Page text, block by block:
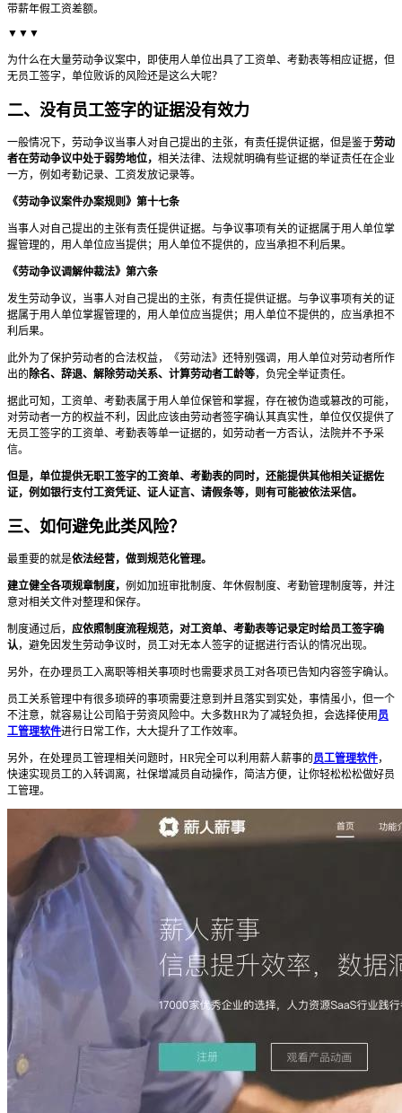
带薪年假工资差额。
▼▼▼
为什么在大量劳动争议案中，即使用人单位出具了工资单、考勤表等相应证据，但
无员工签字，单位败诉的风险还是这么大呢？
二、没有员工签字的证据没有效力
一般情况下，劳动争议当事人对自己提出的主张，有责任提供证据，但是鉴于劳动
者在劳动争议中处于弱势地位， 相关法律、法规就明确有些证据的举证责任在企业
一方，例如考勤记录、工资发放记录等。
《劳动争议案件办案规则》第十七条
当事人对自己提出的主张有责任提供证据。与争议事项有关的证据属于用人单位掌
握管理的，用人单位应当提供；用人单位不提供的，应当承担不利后果。
《劳动争议调解仲裁法》第六条
发生劳动争议，当事人对自己提出的主张，有责任提供证据。与争议事项有关的证
据属于用人单位掌握管理的，用人单位应当提供；用人单位不提供的，应当承担不
利后果。
此外为了保护劳动者的合法权益，《劳动法》还特别强调，用人单位对劳动者所作
出的除名、辞退、解除劳动关系、计算劳动者工龄等，负完全举证责任。
据此可知，工资单、考勤表属于用人单位保管和掌握，存在被伪造或篡改的可能，
对劳动者一方的权益不利，因此应该由劳动者签字确认其真实性，单位仅仅提供了
无员工签字的工资单、考勤表等单一证据的，如劳动者一方否认，法院并不予采
信。
但是，单位提供无职工签字的工资单、考勤表的同时，还能提供其他相关证据佐
证，例如银行支付工资凭证、证人证言、请假条等，则有可能被依法采信。
三、如何避免此类风险？
最重要的就是依法经营，做到规范化管理。
建立健全各项规章制度， 例如加班审批制度、年休假制度、考勤管理制度等，并注
意对相关文件对整理和保存。
制度通过后， 应依照制度流程规范，对工资单、考勤表等记录定时给员工签字确
认 ，避免因发生劳动争议时，员工对无本人签字的证据进行否认的情况出现。
另外，在办理员工入离职等相关事项时也需要求员工对各项已告知内容签字确认。
员工关系管理中有很多琐碎的事项需要注意到并且落实到实处，事情虽小，但一个
不注意，就容易让公司陷于劳资风险中。大多数HR为了减轻负担，会选择使用 员
工管理软件进行日常工作，大大提升了工作效率。
另外，在处理员工管理相关问题时，HR完全可以利用薪人薪事的员工管理软件，
快速实现员工的入转调离，社保增减员自动操作，简洁方便，让你轻松松松做好员
工管理。